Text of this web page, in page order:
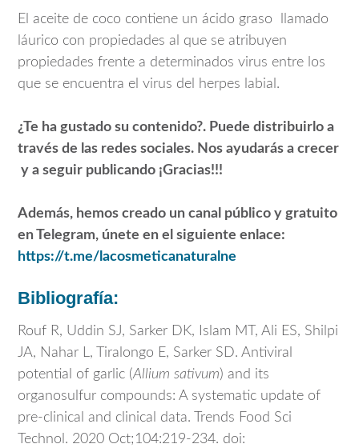
El aceite de coco contiene un ácido graso llamado
láurico con propiedades al que se atribuyen
propiedades frente a determinados virus entre los
que se encuentra el virus del herpes labial.
¿Te ha gustado su contenido?. Puede distribuirlo a
través de las redes sociales. Nos ayudarás a crecer
y a seguir publicando ¡Gracias!!!
Además, hemos creado un canal público y gratuito
en Telegram, únete en el siguiente enlace:
https://t.me/lacosmeticanaturalne
Bibliografía:
Rouf R, Uddin SJ, Sarker DK, Islam MT, Ali ES, Shilpi
JA, Nahar L, Tiralongo E, Sarker SD. Antiviral
potential of garlic (Allium sativum) and its
organosulfur compounds: A systematic update of
pre-clinical and clinical data. Trends Food Sci
Technol. 2020 Oct;104:219-234. doi: